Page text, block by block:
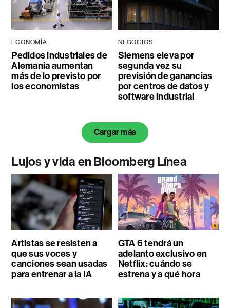
ECONOMÍA
Pedidos industriales de
Alemania aumentan
más de lo previsto por
los economistas
NEGOCIOS
Siemens eleva por
segunda vez su
previsión de ganancias
por centros de datos y
software industrial
Cargar más
Lujos y vida en Bloomberg Línea
Artistas se resisten a
que sus voces y
canciones sean usadas
para entrenar a la IA
GTA 6 tendrá un
adelanto exclusivo en
Netflix: cuándo se
estrena y a qué hora